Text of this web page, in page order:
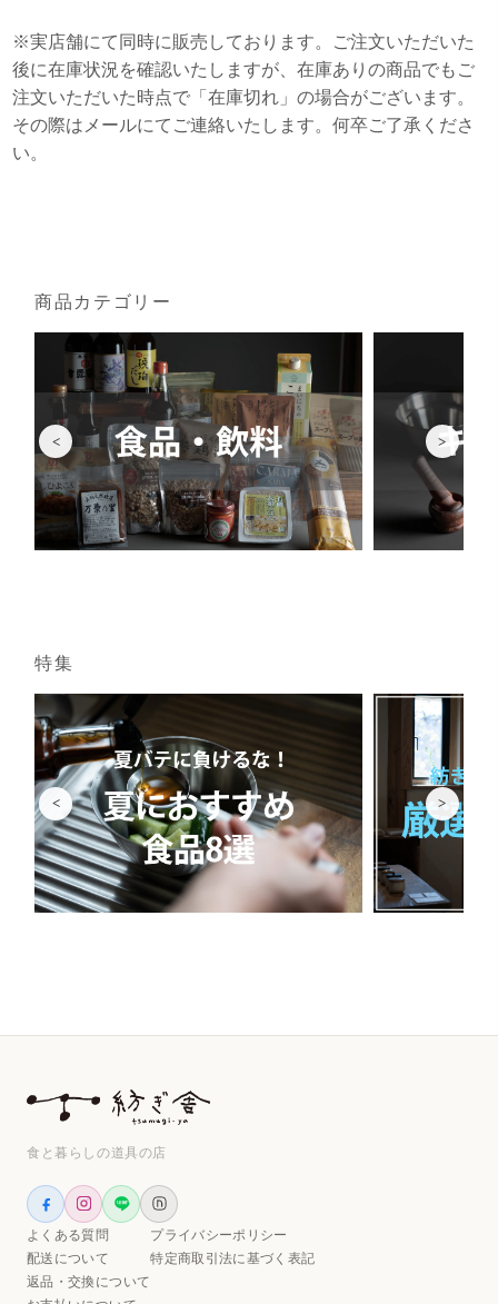
※実店舗にて同時に販売しております。ご注文いただいた
後に在庫状況を確認いたしますが、在庫ありの商品でもご
注文いただいた時点で「在庫切れ」の場合がございます。
その際はメールにてご連絡いたします。何卒ご了承くださ
い。
商品カテゴリー
< >
特集
< >
食と暮らしの道具の店
よくある質問
配送について
返品・交換について
プライバシーポリシー
特定商取引法に基づく表記